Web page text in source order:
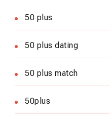
50 plus
50 plus dating
50 plus match
50plus